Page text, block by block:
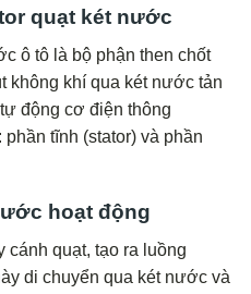
quạt két nước
ô tô là bộ phận then chốt
không khí qua két nước tản
động cơ điện thông
tĩnh (stator) và phần
hoạt động
cánh quạt, tạo ra luồng
di chuyển qua két nước và